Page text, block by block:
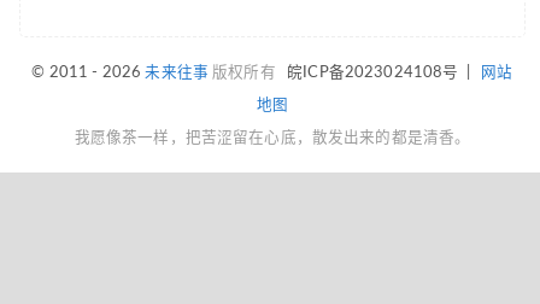
© 2011 - 2026未来往事 版权所有 皖ICP备2023024108号 网站
地图
我愿像茶一样，把苦涩留在心底，散发出来的都是清香。